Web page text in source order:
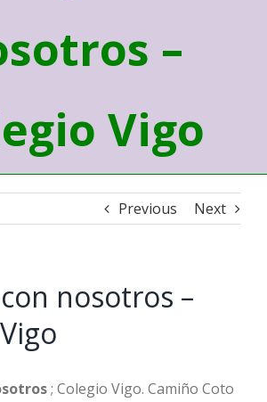
–
Vigo
Previous Next
nosotros –
; Colegio Vigo. Camiño Coto